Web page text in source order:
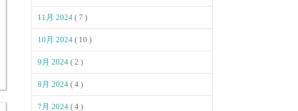
11月 2024 ( 7 )
10月 2024 ( 10 )
9月 2024 ( 2 )
8月 2024 ( 4 )
7月 2024 ( 4 )